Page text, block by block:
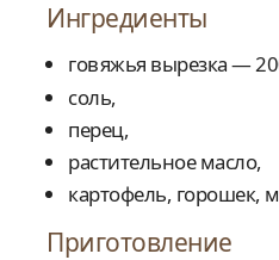
Ингредиенты
говяжья вырезка —
соль,
перец,
растительное масло,
картофель, горошек,
Приготовление